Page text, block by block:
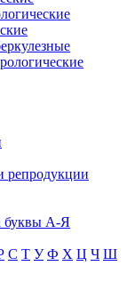
репродукции
буквы А-Я
С Т У Ф Х Ц Ч Ш